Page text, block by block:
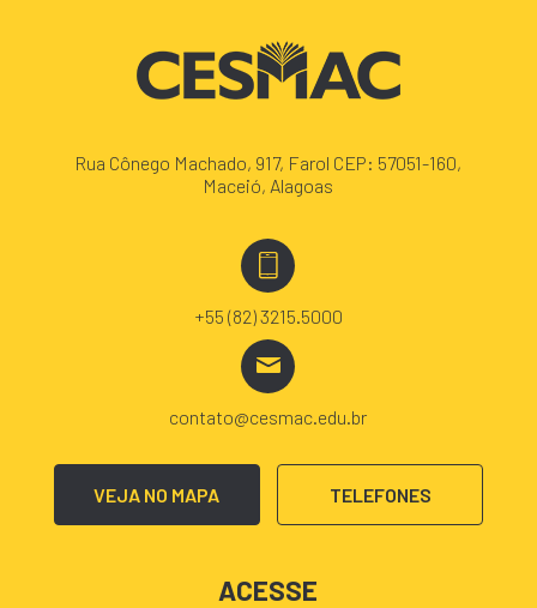
Rua Cônego Machado, 917, Farol CEP: 57051-160,
Maceió, Alagoas
+55 (82) 3215.5000
contato@cesmac.edu.br
VEJA NO MAPA TELEFONES
ACESSE